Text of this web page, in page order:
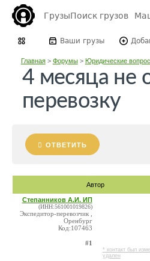
ГрузыПоиск грузов
Ваши грузы
Главная> Форумы> Юридические
4 месяца не
перевозку
ОТВЕТИТЬ
Автор
Степанников А.И. ИП
(ИНН:561001019826)
Экспедитор-перевозчик ,
Оренбург
Код:107463
#1
* контакт был
удален